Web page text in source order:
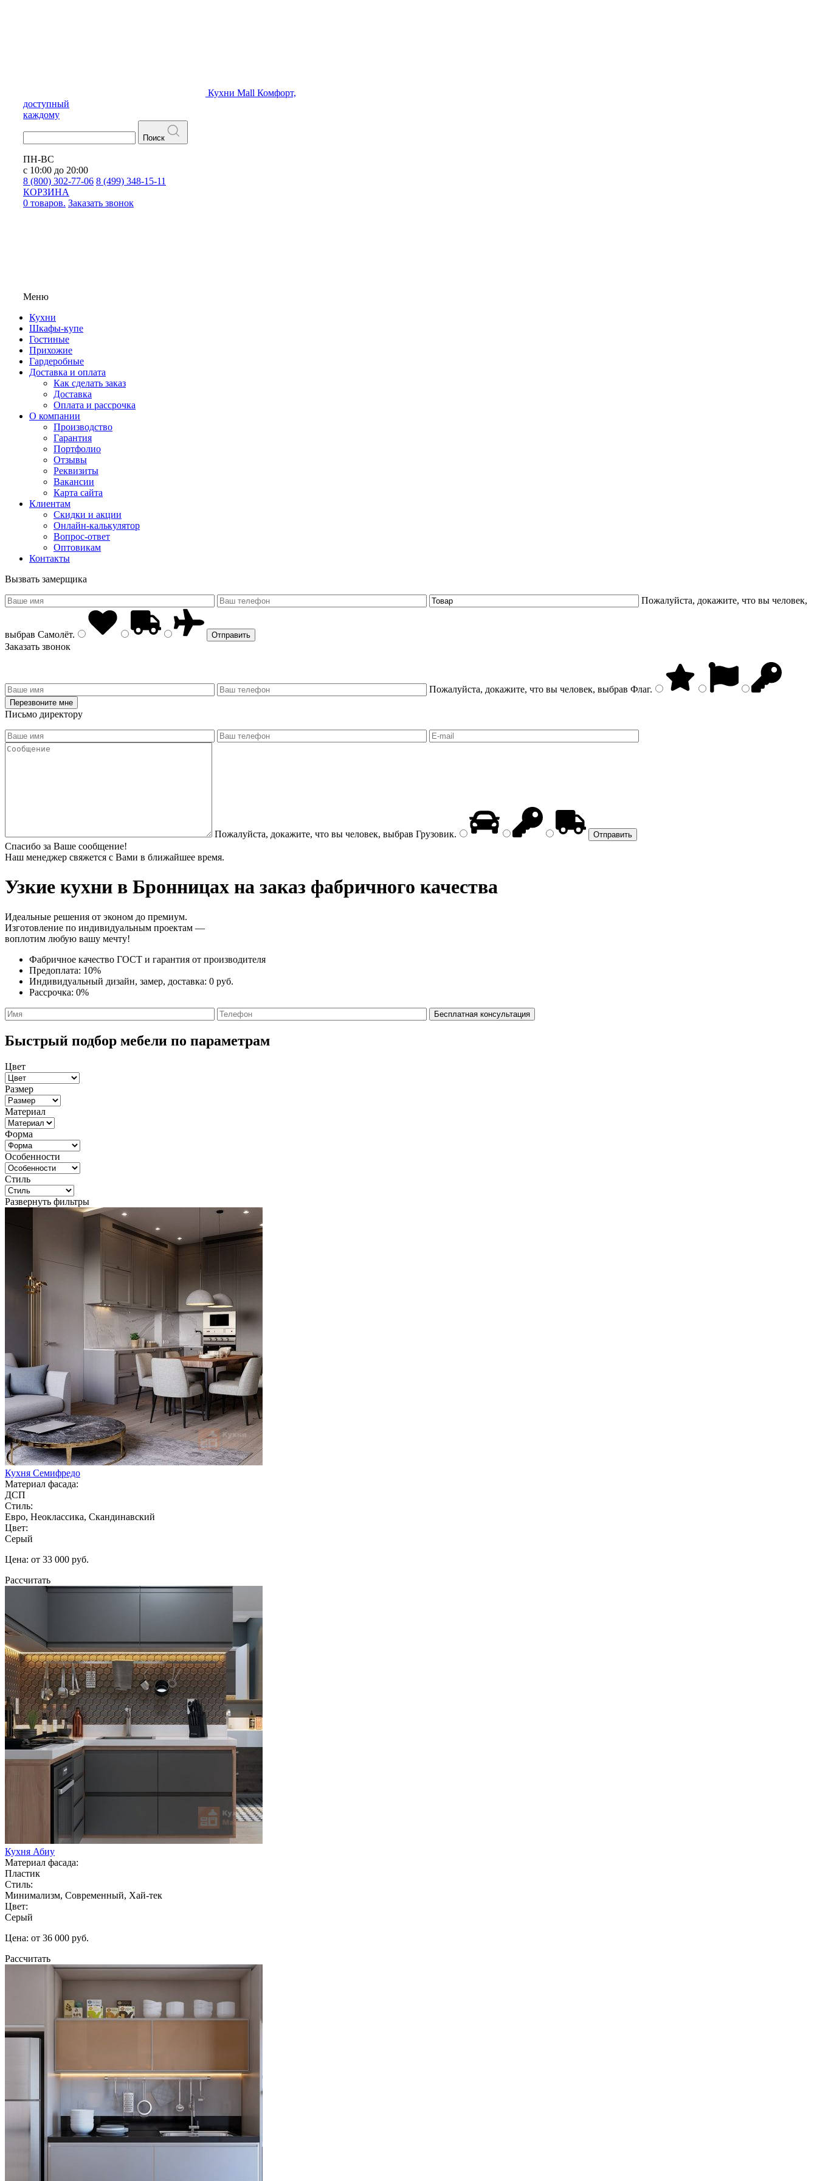
Кухни Mall Комфорт,
доступный
каждому
Поиск
ПН-ВС
с 10:00 до 20:00
8 (800) 302-77-06 8 (499) 348-15-11
КОРЗИНА
0 товаров. Заказать звонок
Меню
Кухни
Шкафы-купе
Гостиные
Прихожие
Гардеробные
Доставка и оплата
Как сделать заказ
Доставка
Оплата и рассрочка
О компании
Производство
Гарантия
Портфолио
Отзывы
Реквизиты
Вакансии
Карта сайта
Клиентам
Скидки и акции
Онлайн-калькулятор
Вопрос-ответ
Оптовикам
Контакты
Вызвать замерщика
Пожалуйста, докажите, что вы человек,
выбрав Самолёт.
Заказать звонок
Пожалуйста, докажите, что вы человек, выбрав Флаг.
Письмо директору
Пожалуйста, докажите, что вы человек, выбрав Грузовик.
Спасибо за Ваше сообщение!
Наш менеджер свяжется с Вами в ближайшее время.
Узкие кухни в Бронницах на заказ фабричного качества
Идеальные решения от эконом до премиум.
Изготовление по индивидуальным проектам —
воплотим любую вашу мечту!
Фабричное качество ГОСТ и гарантия от производителя
Предоплата: 10%
Индивидуальный дизайн, замер, доставка: 0 руб.
Рассрочка: 0%
Быстрый подбор мебели по параметрам
Цвет
Размер
Материал
Форма
Особенности
Стиль
Развернуть фильтры
Кухня Семифредо
Материал фасада:
ДСП
Стиль:
Евро, Неоклассика, Скандинавский
Цвет:
Серый
Цена: от 33 000 руб.
Рассчитать
Кухня Абиу
Материал фасада:
Пластик
Стиль:
Минимализм, Современный, Хай-тек
Цвет:
Серый
Цена: от 36 000 руб.
Рассчитать